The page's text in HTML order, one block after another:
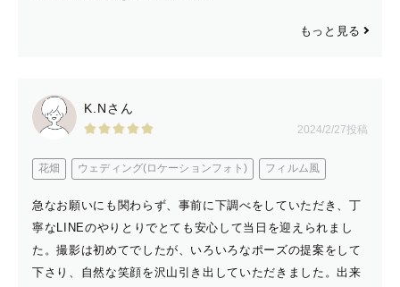
もっと見る
K.Nさん
2024/2/27投稿
花畑 ウェディング(ロケーションフォト) フィルム風
急なお願いにも関わらず、事前に下調べをしていただき、丁
寧なLINEのやりとりでとても安心して当日を迎えられまし
た。撮影は初めてでしたが、いろいろなポーズの提案をして
下さり、自然な笑顔を沢山引き出していただきました。出来